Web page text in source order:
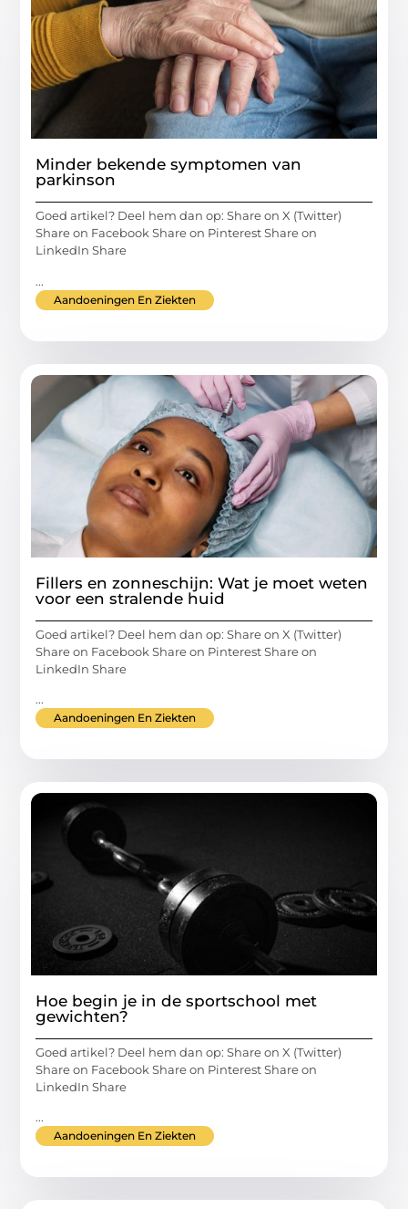
Minder bekende symptomen van
parkinson
Goed artikel? Deel hem dan op: Share on X (Twitter)
Share on Facebook Share on Pinterest Share on
LinkedIn Share
...
Aandoeningen En Ziekten
Fillers en zonneschijn: Wat je moet weten
voor een stralende huid
Goed artikel? Deel hem dan op: Share on X (Twitter)
Share on Facebook Share on Pinterest Share on
LinkedIn Share
...
Aandoeningen En Ziekten
Hoe begin je in de sportschool met
gewichten?
Goed artikel? Deel hem dan op: Share on X (Twitter)
Share on Facebook Share on Pinterest Share on
LinkedIn Share
...
Aandoeningen En Ziekten